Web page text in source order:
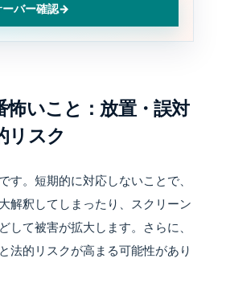
バー確認→
怖いこと：放置・誤対
リスク
す。短期的に対応しないことで、
解釈してしまったり、スクリーン
して被害が拡大します。さらに、
法的リスクが高まる可能性があり